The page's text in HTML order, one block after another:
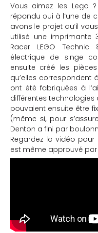
Vous aimez les Lego
répondu oui à l’une de
avons le projet qu’il
utilisé une imprimante
Racer LEGO
électrique de singe
ensuite créé les
qu’elles correspondent
ont été fabriquées à
différentes technologies
pouvaient ensuite être
(même si, pour
Denton a fini par
Regardez la vidéo
est même approuvé